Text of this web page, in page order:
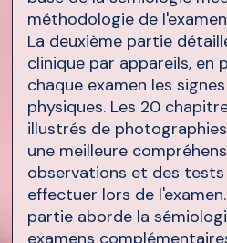
méthodologie de
La deuxième partie
clinique par appareils, en
chaque examen les
physiques. Les 20
illustrés de
une meilleure
observations et des tests
effectuer lors de
partie aborde la
examens